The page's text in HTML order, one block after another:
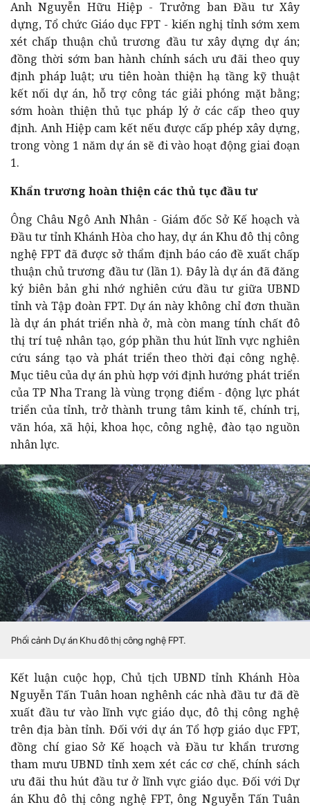
Anh Nguyễn Hữu Hiệp - Trưởng ban Đầu tư Xây
dựng, Tổ chức Giáo dục FPT - kiến nghị tỉnh sớm xem
xét chấp thuận chủ trương đầu tư xây dựng dự án;
đồng thời sớm ban hành chính sách ưu đãi theo quy
định pháp luật; ưu tiên hoàn thiện hạ tầng kỹ thuật
kết nối dự án, hỗ trợ công tác giải phóng mặt bằng;
sớm hoàn thiện thủ tục pháp lý ở các cấp theo quy
định. Anh Hiệp cam kết nếu được cấp phép xây dựng,
trong vòng 1 năm dự án sẽ đi vào hoạt động giai đoạn
1.
Khẩn trương hoàn thiện các thủ tục đầu tư
Ông Châu Ngô Anh Nhân - Giám đốc Sở Kế hoạch và
Đầu tư tỉnh Khánh Hòa cho hay, dự án Khu đô thị công
nghệ FPT đã được sở thẩm định báo cáo đề xuất chấp
thuận chủ trương đầu tư (lần 1). Đây là dự án đã đăng
ký biên bản ghi nhớ nghiên cứu đầu tư giữa UBND
tỉnh và Tập đoàn FPT. Dự án này không chỉ đơn thuần
là dự án phát triển nhà ở, mà còn mang tính chất đô
thị trí tuệ nhân tạo, góp phần thu hút lĩnh vực nghiên
cứu sáng tạo và phát triển theo thời đại công nghệ.
Mục tiêu của dự án phù hợp với định hướng phát triển
của TP Nha Trang là vùng trọng điểm - động lực phát
triển của tỉnh, trở thành trung tâm kinh tế, chính trị,
văn hóa, xã hội, khoa học, công nghệ, đào tạo nguồn
nhân lực.
Phối cảnh Dự án Khu đô thị công nghệ FPT.
Kết luận cuộc họp, Chủ tịch UBND tỉnh Khánh Hòa
Nguyễn Tấn Tuân hoan nghênh các nhà đầu tư đã đề
xuất đầu tư vào lĩnh vực giáo dục, đô thị công nghệ
trên địa bàn tỉnh. Đối với dự án Tổ hợp giáo dục FPT,
đồng chí giao Sở Kế hoạch và Đầu tư khẩn trương
tham mưu UBND tỉnh xem xét các cơ chế, chính sách
ưu đãi thu hút đầu tư ở lĩnh vực giáo dục. Đối với Dự
án Khu đô thị công nghệ FPT, ông Nguyễn Tấn Tuân